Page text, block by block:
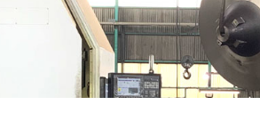
大型部材の遠心乾燥